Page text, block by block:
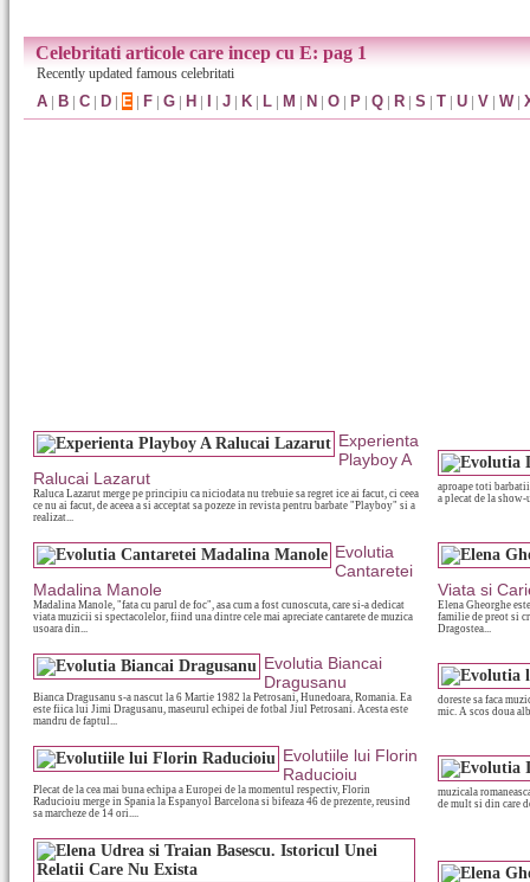
Celebritati articole care incep cu E: pag 1
Recently updated famous celebritati
A | B | C | D | E | F | G | H | | J | K | L | M | N | O | P | Q | R | S | T | U | V | W|
Experienta
Playboy A
Ralucai Lazarut
Raluca Lazarut merge pe principiu ca niciodata nu trebuie sa regret ice ai facut, ci ceea
ce nu ai facut, de aceea a si acceptat sa pozeze in revista pentru barbate "Playboy" si a
realizat...
aproape toti
a plecat de la
Evolutia
Cantaretei
Madalina Manole
Madalina Manole, "fata cu parul de foc", asa cum a fost cunoscuta, care si-a dedicat
viata muzicii si spectacolelor, fiind una dintre cele mai apreciate cantarete de muzica
usoara din...
Viata si
Elena Gheorghe
familie de preot si
Dragostea...
Evolutia Biancai
Dragusanu
Bianca Dragusanu s-a nascut la 6 Martie 1982 la Petrosani, Hunedoara, Romania. Ea
este fiica lui Jimi Dragusanu, maseurul echipei de fotbal Jiul Petrosani. Acesta este
mandru de faptul...
doreste sa faca
mic. A scos doua
Evolutiile lui Florin
Raducioiu
Plecat de la cea mai buna echipa a Europei de la momentul respectiv, Florin
Raducioiu merge in Spania la Espanyol Barcelona si bifeaza 46 de prezente, reusind
sa marcheze de 14 ori....
muzicala
de mult si din care